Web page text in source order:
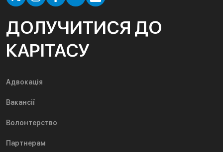
ДОЛУЧИТИСЯ ДО
КАРІТАСУ
Адвокація
Вакансії
Волонтерство
Партнерам